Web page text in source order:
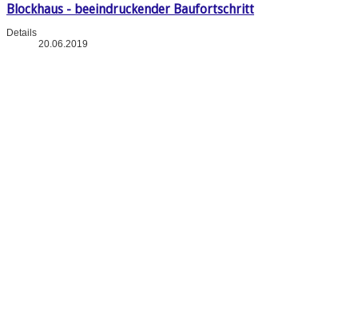
Blockhaus - beeindruckender Baufortschritt
Details
20.06.2019